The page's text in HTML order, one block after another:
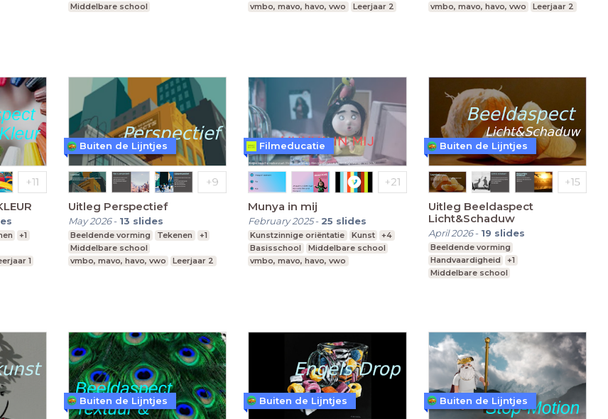
Middelbare school
vmbo, mavo, havo, vwo
Leerjaar 2
vmbo, mavo, havo, vwo
Leerjaar 2
+1
1
Uitleg Perspectief
May 2026- 13 slides
Beeldende vorming Tekenen
+1
Middelbare school
vmbo, mavo, havo, vwo
Leerjaar 2
Buiten de Lijntjes
Munya in mij
February 2025- 25 slides
Kunstzinnige oriëntatie Kunst
+4
Basisschool
Middelbare school
vmbo, mavo, havo, vwo
Filmeducatie
Uitleg Beeldaspect
Licht&Schaduw
April 2026- 19 slides
Beeldende vorming
Handvaardigheid
+1
Middelbare school
Buiten de Lijntjes
Buiten de Lijntjes Buiten de Lijntjes Buiten de Lijntjes